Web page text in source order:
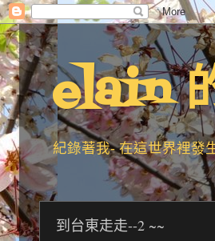
elain
紀錄著我- 在這世界裡發
到台東走走--2 ~~